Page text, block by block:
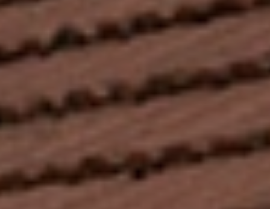
Volkswageny w wersji Plus
Poznaj Golfy
Samochody Elektryczne
Dni Otwarte